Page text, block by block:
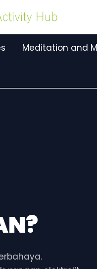
Meditation and